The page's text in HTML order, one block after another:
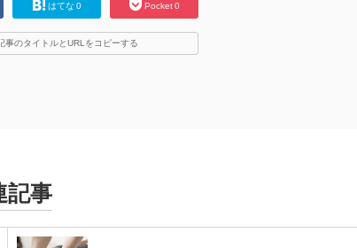
はてな 0 Pocket 0
事のタイトルとURLをコピーする
記事